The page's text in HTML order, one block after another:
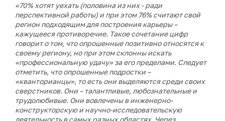
«70% хотят уехать (половина из них - ради
перспективной работы) и при этом 76% считают свой
регион подходящим для построения карьеры –
кажущееся противоречие. Такое сочетание цифр
говорит о том, что опрошенные позитивно относятся к
своему региону, но при этом склонны искать
«профессиональную удачу» за его пределами. Следует
отметить, что опрошенные подростки –
«кванторианцы», то есть они выделяются среди своих
сверстников. Они – талантливые, любознательные и
трудолюбивые. Они вовлечены в инженерно-
конструкторскую и научно-исследовательскую
деятельность в самых разных областях. Через